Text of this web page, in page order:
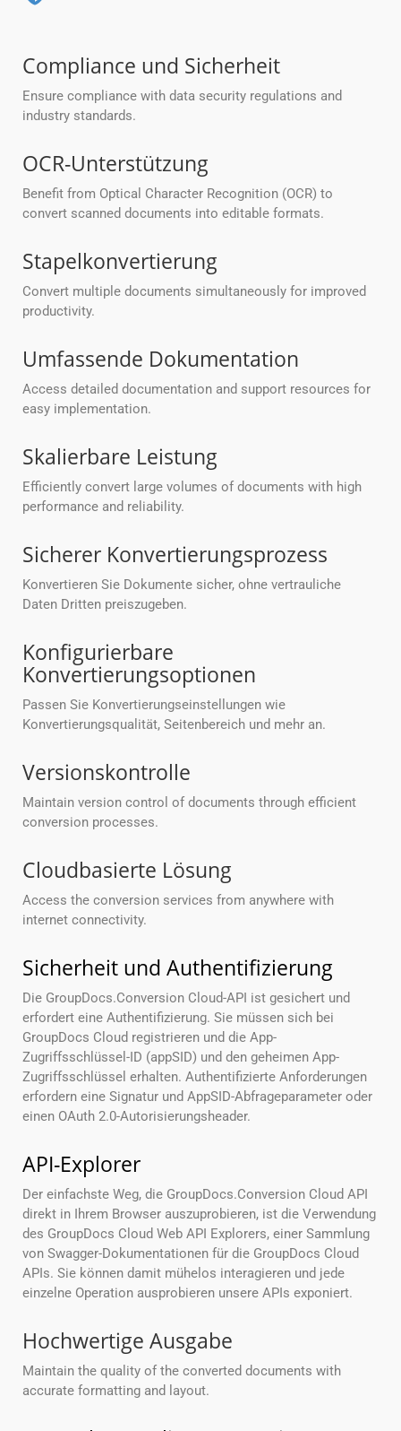
Compliance und Sicherheit
Ensure compliance with data security regulations and
industry standards.
OCR-Unterstützung
Benefit from Optical Character Recognition (OCR) to
convert scanned documents into editable formats.
Stapelkonvertierung
Convert multiple documents simultaneously for improved
productivity.
Umfassende Dokumentation
Access detailed documentation and support resources for
easy implementation.
Skalierbare Leistung
Efficiently convert large volumes of documents with high
performance and reliability.
Sicherer Konvertierungsprozess
Konvertieren Sie Dokumente sicher, ohne vertrauliche
Daten Dritten preiszugeben.
Konfigurierbare
Konvertierungsoptionen
Passen Sie Konvertierungseinstellungen wie
Konvertierungsqualität, Seitenbereich und mehr an.
Versionskontrolle
Maintain version control of documents through efficient
conversion processes.
Cloudbasierte Lösung
Access the conversion services from anywhere with
internet connectivity.
Sicherheit und Authentifizierung
Die GroupDocs.Conversion Cloud-API ist gesichert und
erfordert eine Authentifizierung. Sie müssen sich bei
GroupDocs Cloud registrieren und die App-
Zugriffsschlüssel-ID (appSID) und den geheimen App-
Zugriffsschlüssel erhalten. Authentifizierte Anforderungen
erfordern eine Signatur und AppSID-Abfrageparameter oder
einen OAuth 2.0-Autorisierungsheader.
API-Explorer
Der einfachste Weg, die GroupDocs.Conversion Cloud API
direkt in Ihrem Browser auszuprobieren, ist die Verwendung
des GroupDocs Cloud Web API Explorers, einer Sammlung
von Swagger-Dokumentationen für die GroupDocs Cloud
APIs. Sie können damit mühelos interagieren und jede
einzelne Operation ausprobieren unsere APIs exponiert.
Hochwertige Ausgabe
Maintain the quality of the converted documents with
accurate formatting and layout.